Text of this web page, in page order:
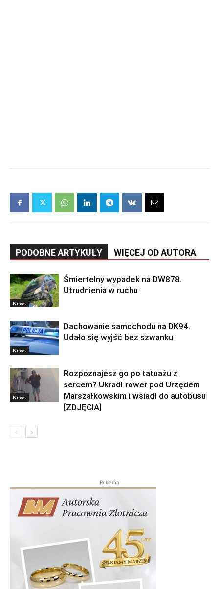
PODOBNE ARTYKUŁY WIĘCEJ OD AUTORA
News
Śmiertelny wypadek na DW878.
Utrudnienia w ruchu
News
Dachowanie samochodu na DK94.
Udało się wyjść bez szwanku
News
Rozpoznajesz go po tatuażu z
sercem? Ukradł rower pod Urzędem
Marszałkowskim i wsiadł do autobusu
[ZDJĘCIA]
Reklama